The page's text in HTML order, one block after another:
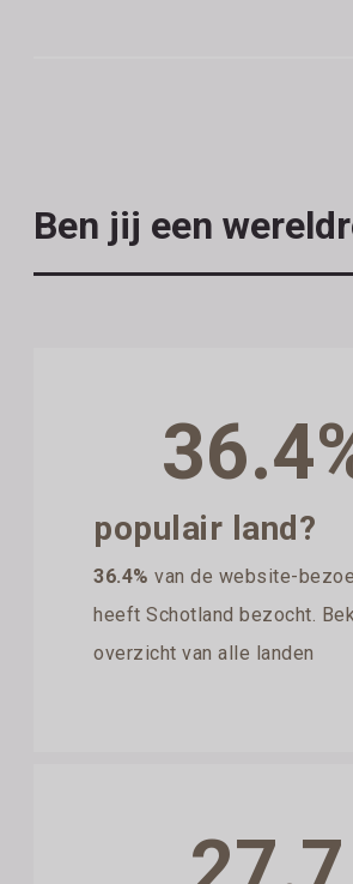
Ben jij een
populair land?
36.4% van de website-
heeft Schotland bezocht.
overzicht van alle landen